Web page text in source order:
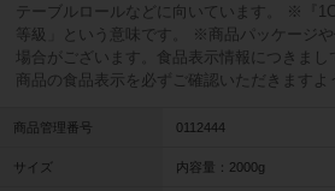
テーブルロールなどに向いています。 ※『
等級」という意味です。 ※商品パッケージ
場合がございます。食品表示情報につきまし
商品の食品表示を必ずご確認いただきますよ
商品管理番号 0112444
サイズ 内容量：2000g